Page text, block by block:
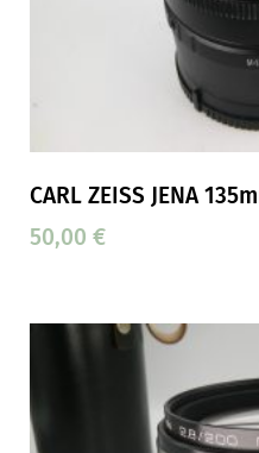
CARL ZEISS JENA
50,00 €